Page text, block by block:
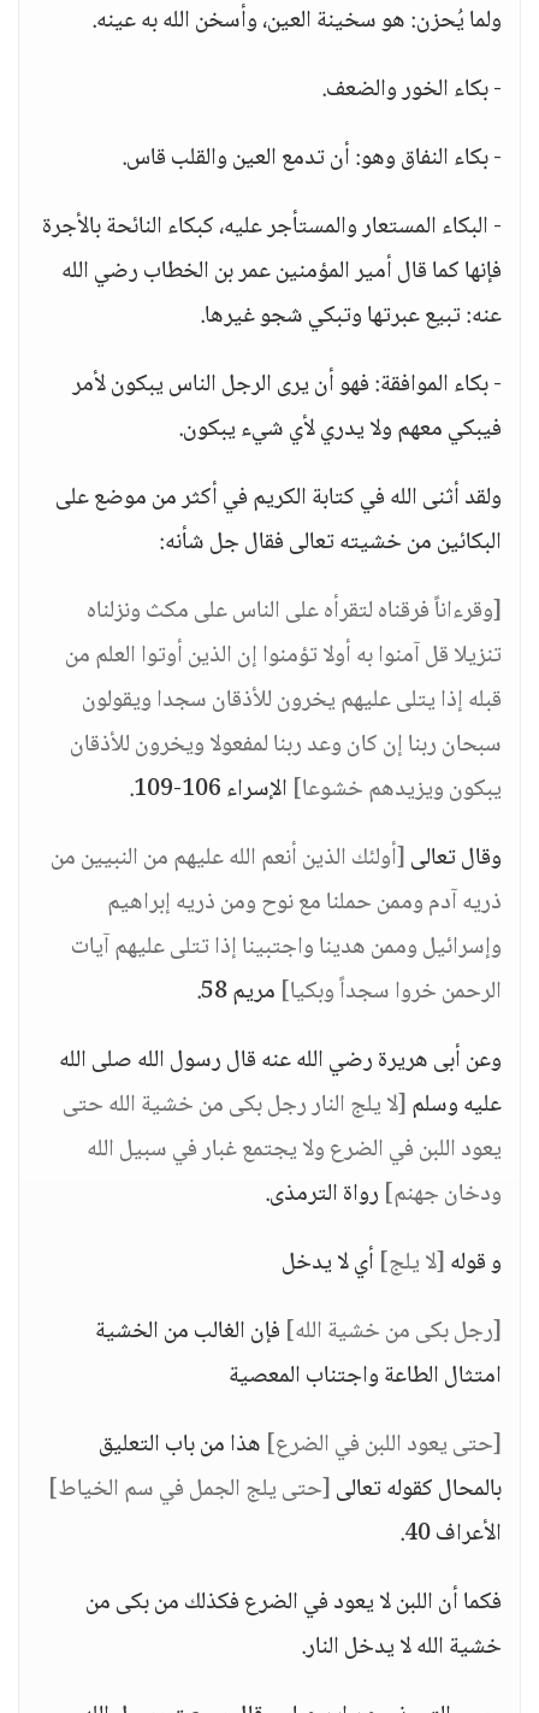
ولما يُحزن: هو سخينة العين، وأسخن الله به عينه.
- بكاء الخور والضعف.
- بكاء النفاق وهو: أن تدمع العين والقلب قاس.
- البكاء المستعار والمستأجر عليه، كبكاء النائحة بالأجرة
فإنها كما قال أمير المؤمنين عمر بن الخطاب رضي الله
عنه: تبيع عبرتها وتبكي شجو غيرها.
- بكاء الموافقة: فهو أن يرى الرجل الناس يبكون لأمر
فيبكي معهم ولا يدري لأي شيء يبكون.
ولقد أثنى الله في كتابة الكريم في أكثر من موضع على
البكائين من خشيته تعالى فقال جل شأنه:
[وقرءاناً فرقناه لتقرأه على الناس على مكث ونزلناه
تنزيلا قل آمنوا به أولا تؤمنوا إن الذين أوتوا العلم من
قبله إذا يتلى عليهم يخرون للأذقان سجدا ويقولون
سبحان ربنا إن كان وعد ربنا لمفعولا ويخرون للأذقان
يبكون ويزيدهم خشوعا] الإسراء 106-109.
وقال تعالى[أولئك الذين أنعم الله عليهم من النبيين من
ذريه آدم وممن حملنا مع نوح ومن ذريه إبراهيم
وإسرائيل وممن هدينا واجتبينا إذا تتلى عليهم آيات
الرحمن خروا سجداً وبكيا] مريم 58.
وعن أبى هريرة رضي الله عنه قال رسول الله صلى الله
عليه وسلم[لا يلج النار رجل بكى من خشية الله حتى
يعود اللبن في الضرع ولا يجتمع غبار في سبيل الله
ودخان جهنم] رواة الترمذى.
و قوله[لا يلج] أي لا يدخل
[رجل بكى من خشية الله] فإن الغالب من الخشية
امتثال الطاعة واجتناب المعصية
[حتى يعود اللبن في الضرع] هذا من باب التعليق
بالمحال كقوله تعالى[حتى يلج الجمل في سم الخياط]
الأعراف 40.
فكما أن اللبن لا يعود في الضرع فكذلك من بكى من
خشية الله لا يدخل النار.